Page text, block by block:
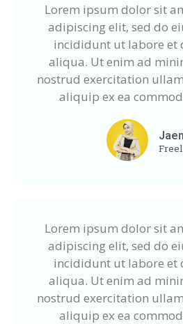
Lorem ipsum dolor sit
adipiscing elit, sed do
incididunt ut labore et
aliqua. Ut enim ad
nostrud exercitation
aliquip ex ea
Lorem ipsum dolor sit
adipiscing elit, sed do
incididunt ut labore et
aliqua. Ut enim ad
nostrud exercitation
aliquip ex ea